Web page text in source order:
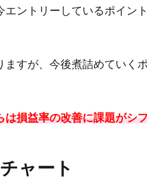
ントリーしているポイン
すが、今後煮詰めていく
損益率の改善に課題がシ
ャート